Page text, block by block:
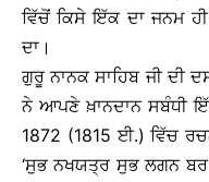
ਵਿੱਚੋਂ ਕਿਸੇ ਇੱਕ ਦਾ ਜਨਮ
ਦਾ।
ਗੁਰੂ ਨਾਨਕ ਸਾਹਿਬ ਜੀ ਦੀ
ਨੇ ਆਪਣੇ ਖ਼ਾਨਦਾਨ ਸਬੰਧੀ
1872 (1815 ਈ.) ਵਿੱਚ
‘ਸੁਭ ਨਖਯਤ੍ਰ ਸੁਭ ਲਗਨ